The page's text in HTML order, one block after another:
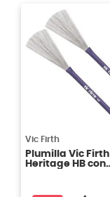
Vic Firth
Plumilla Vic Firth
Heritage HB con